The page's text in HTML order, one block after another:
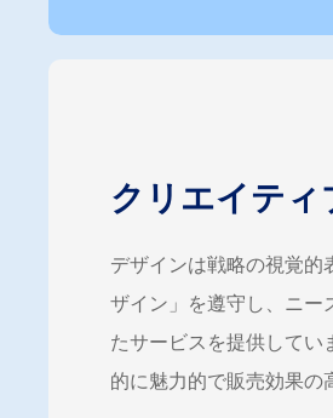
クリエイティ
デザインは戦略の視覚的
ザイン」を遵守し、ニー
たサービスを提供してい
的に魅力的で販売効果の